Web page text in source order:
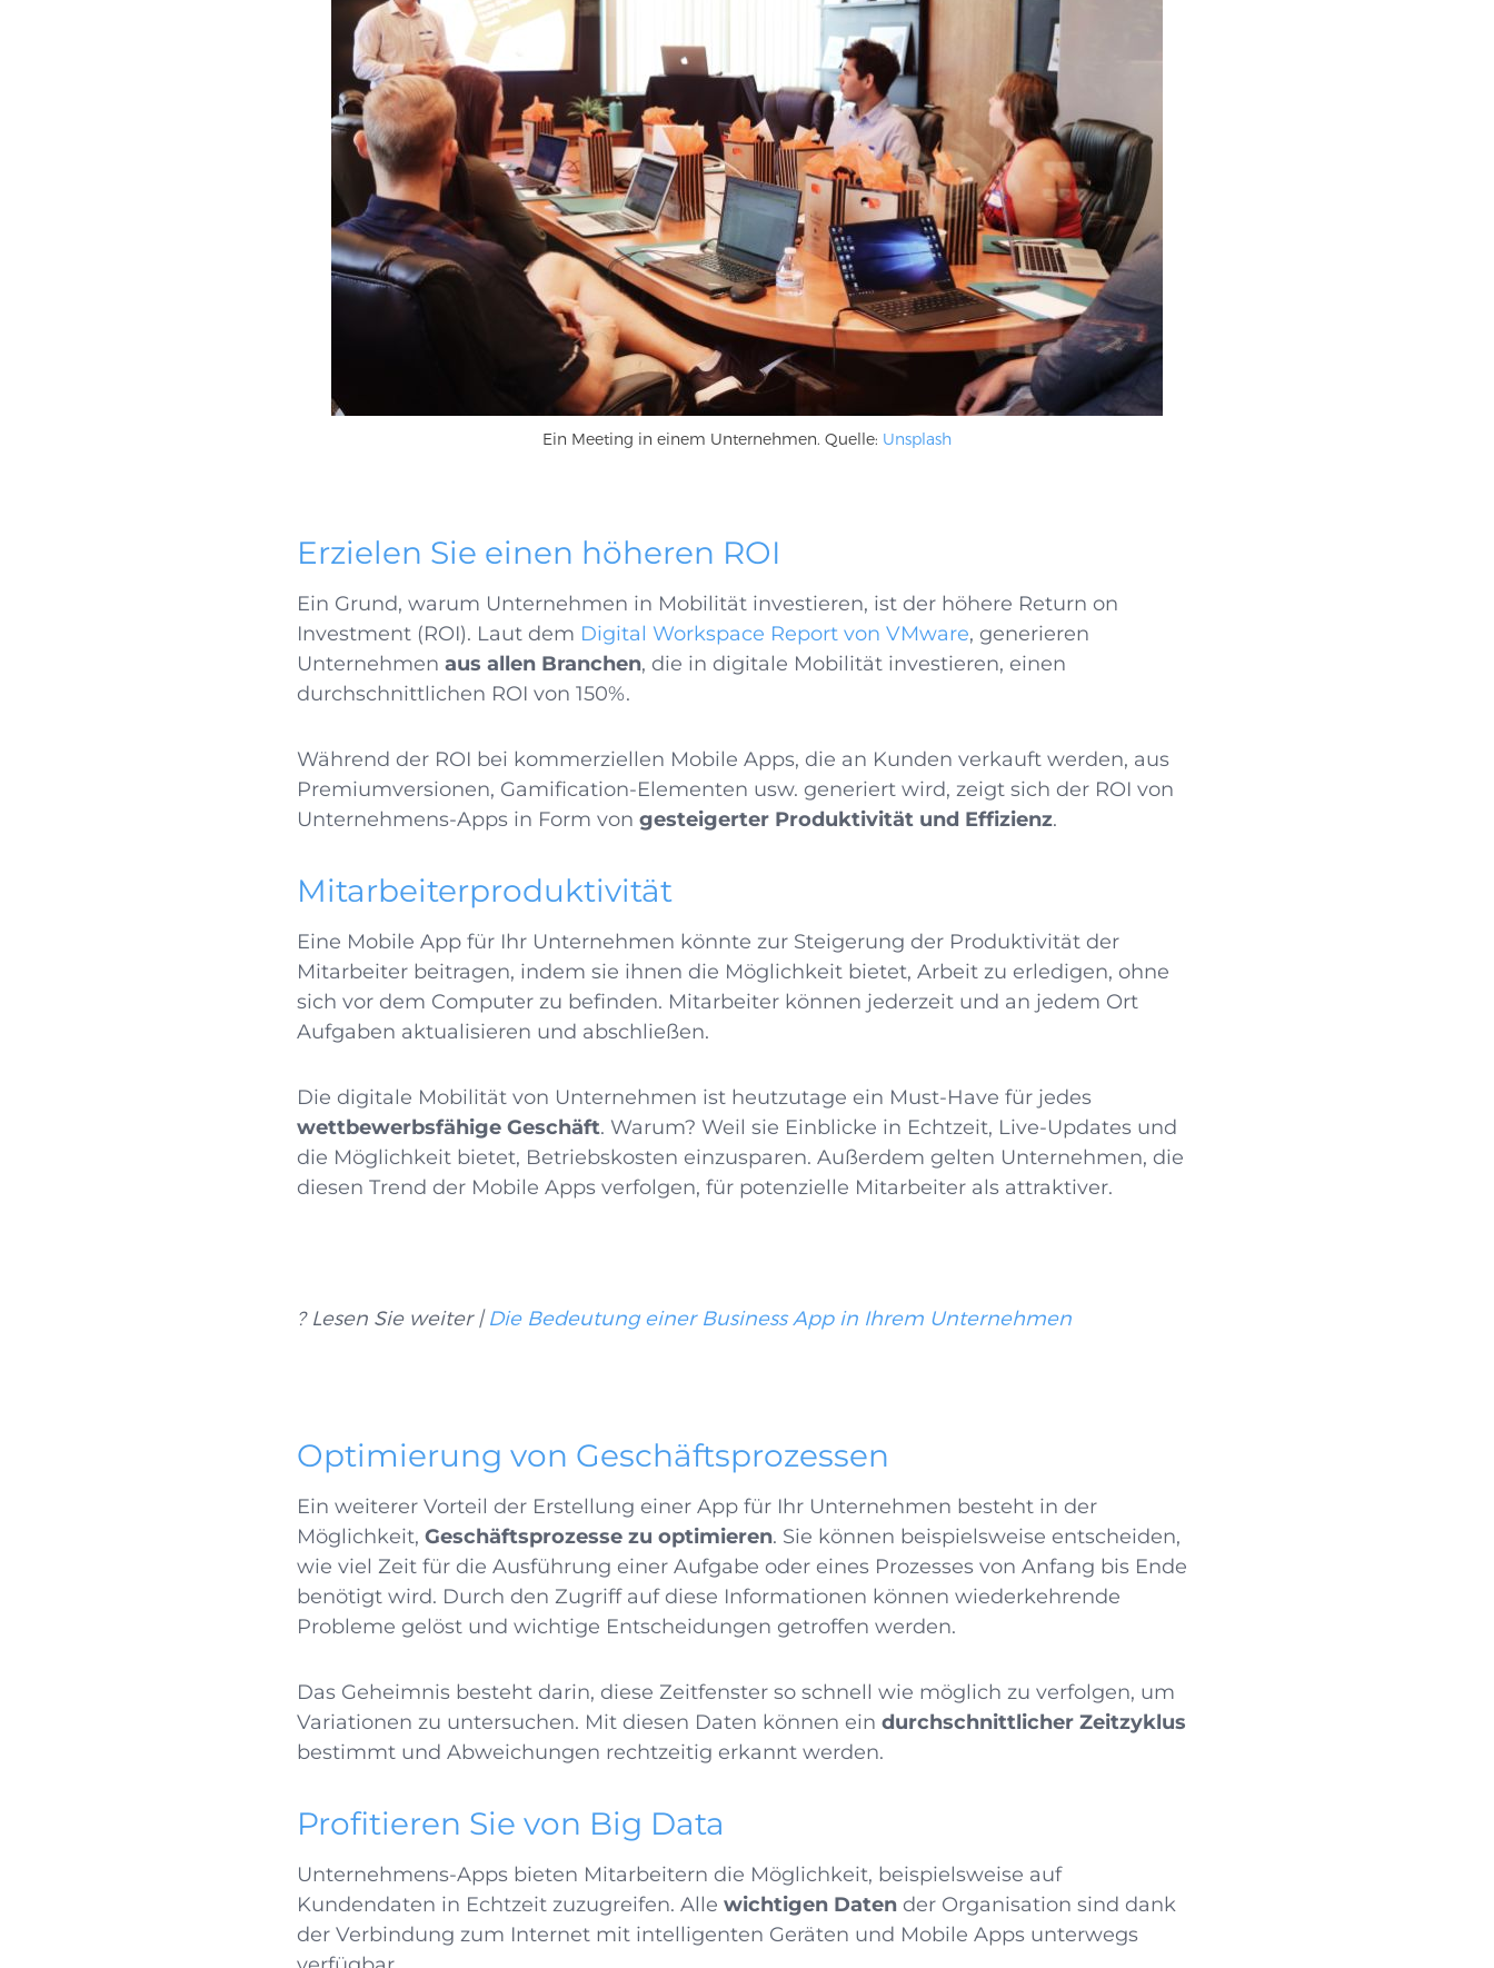
Ein Meeting in einem Unternehmen. Quelle: Unsplash
Erzielen Sie einen höheren ROI
Ein Grund, warum Unternehmen in Mobilität investieren, ist der höhere Return on
Investment (ROI). Laut dem Digital Workspace Report von VMware, generieren
Unternehmen aus allen Branchen, die in digitale Mobilität investieren, einen
durchschnittlichen ROI von 150%.
Während der ROI bei kommerziellen Mobile Apps, die an Kunden verkauft werden, aus
Premiumversionen, Gamification-Elementen usw. generiert wird, zeigt sich der ROI von
Unternehmens-Apps in Form von gesteigerter Produktivität und Effizienz.
Mitarbeiterproduktivität
Eine Mobile App für Ihr Unternehmen könnte zur Steigerung der Produktivität der
Mitarbeiter beitragen, indem sie ihnen die Möglichkeit bietet, Arbeit zu erledigen, ohne
sich vor dem Computer zu befinden. Mitarbeiter können jederzeit und an jedem Ort
Aufgaben aktualisieren und abschließen.
Die digitale Mobilität von Unternehmen ist heutzutage ein Must-Have für jedes
wettbewerbsfähige Geschäft. Warum? Weil sie Einblicke in Echtzeit, Live-Updates und
die Möglichkeit bietet, Betriebskosten einzusparen. Außerdem gelten Unternehmen, die
diesen Trend der Mobile Apps verfolgen, für potenzielle Mitarbeiter als attraktiver.
? Lesen Sie weiter |Die Bedeutung einer Business App in Ihrem Unternehmen
Optimierung von Geschäftsprozessen
Ein weiterer Vorteil der Erstellung einer App für Ihr Unternehmen besteht in der
Möglichkeit, Geschäftsprozesse zu optimieren. Sie können beispielsweise entscheiden,
wie viel Zeit für die Ausführung einer Aufgabe oder eines Prozesses von Anfang bis Ende
benötigt wird. Durch den Zugriff auf diese Informationen können wiederkehrende
Probleme gelöst und wichtige Entscheidungen getroffen werden.
Das Geheimnis besteht darin, diese Zeitfenster so schnell wie möglich zu verfolgen, um
Variationen zu untersuchen. Mit diesen Daten können ein durchschnittlicher Zeitzyklus
bestimmt und Abweichungen rechtzeitig erkannt werden.
Profitieren Sie von Big Data
Unternehmens-Apps bieten Mitarbeitern die Möglichkeit, beispielsweise auf
Kundendaten in Echtzeit zuzugreifen. Alle wichtigen Daten der Organisation sind dank
der Verbindung zum Internet mit intelligenten Geräten und Mobile Apps unterwegs